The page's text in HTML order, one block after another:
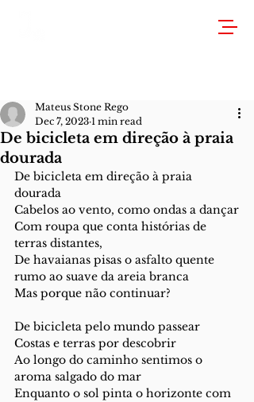
De bicicleta em direção à praia
dourada
Mateus Stone Rego
Dec 7, 2023 1 min read
De bicicleta em direção à praia
dourada
Cabelos ao vento, como ondas a dançar
Com roupa que conta histórias de
terras distantes,
De havaianas pisas o asfalto quente
rumo ao suave da areia branca
Mas porque não continuar?
De bicicleta pelo mundo passear
Costas e terras por descobrir
Ao longo do caminho sentimos o
aroma salgado do mar
Enquanto o sol pinta o horizonte com